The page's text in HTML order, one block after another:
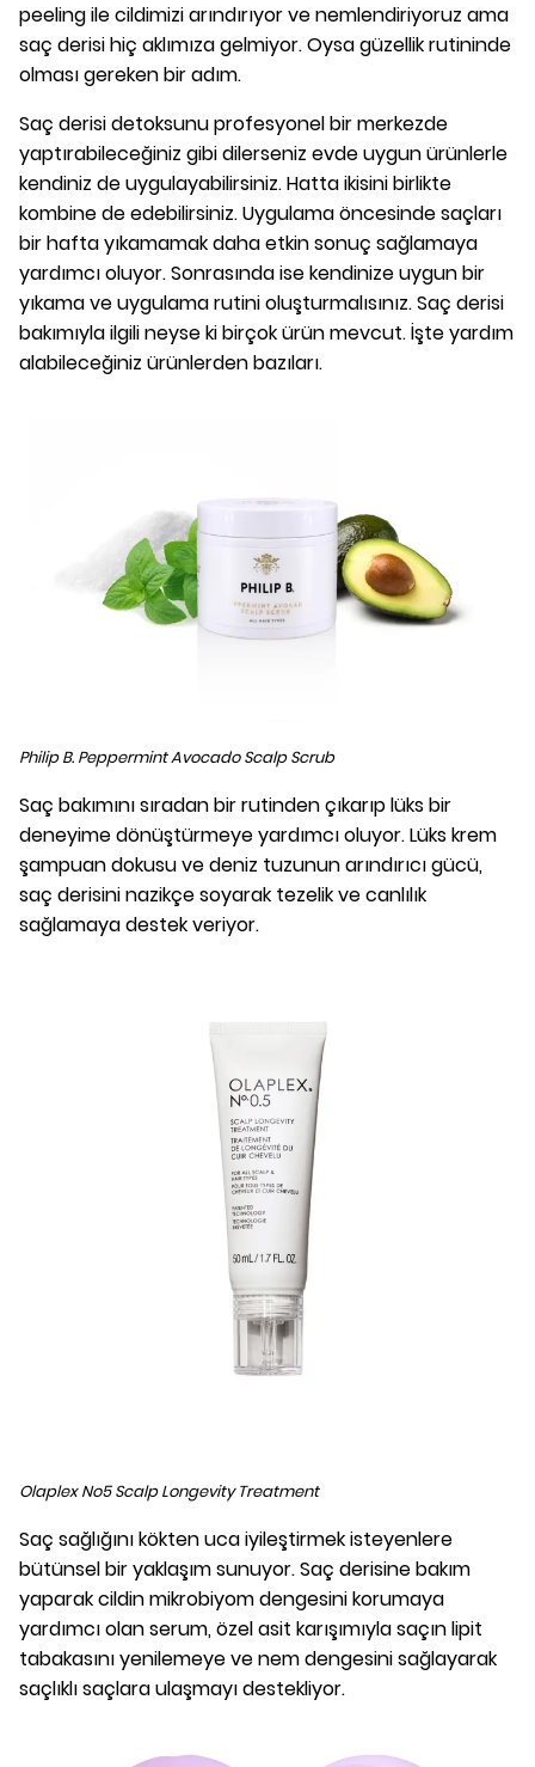
peeling ile cildimizi arındırıyor ve nemlendiriyoruz ama
saç derisi hiç aklımıza gelmiyor. Oysa güzellik rutininde
olması gereken bir adım.
Saç derisi detoksunu profesyonel bir merkezde
yaptırabileceğiniz gibi dilerseniz evde uygun ürünlerle
kendiniz de uygulayabilirsiniz. Hatta ikisini birlikte
kombine de edebilirsiniz. Uygulama öncesinde saçları
bir hafta yıkamamak daha etkin sonuç sağlamaya
yardımcı oluyor. Sonrasında ise kendinize uygun bir
yıkama ve uygulama rutini oluşturmalısınız. Saç derisi
bakımıyla ilgili neyse ki birçok ürün mevcut. İşte yardım
alabileceğiniz ürünlerden bazıları.
Philip B. Peppermint Avocado Scalp Scrub
Saç bakımını sıradan bir rutinden çıkarıp lüks bir
deneyime dönüştürmeye yardımcı oluyor. Lüks krem
şampuan dokusu ve deniz tuzunun arındırıcı gücü,
saç derisini nazikçe soyarak tezelik ve canlılık
sağlamaya destek veriyor.
Olaplex No5 Scalp Longevity Treatment
Saç sağlığını kökten uca iyileştirmek isteyenlere
bütünsel bir yaklaşım sunuyor. Saç derisine bakım
yaparak cildin mikrobiyom dengesini korumaya
yardımcı olan serum, özel asit karışımıyla saçın lipit
tabakasını yenilemeye ve nem dengesini sağlayarak
saçlıklı saçlara ulaşmayı destekliyor.